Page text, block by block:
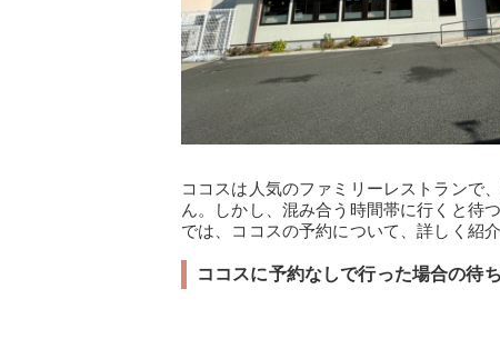
ココスは人気のファミリーレストランで
ん。しかし、混み合う時間帯に行くと待
では、ココスの予約について、詳しく紹介
ココスに予約なしで行った場合の待